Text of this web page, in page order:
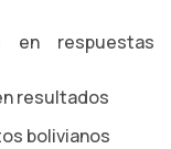
en respuestas
resultados
bolivianos